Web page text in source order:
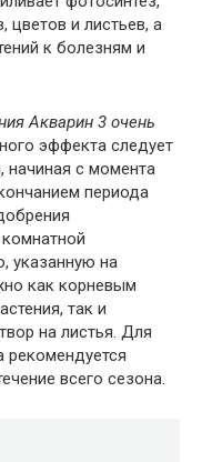
цветов и листьев, а
к болезням и
Акварин 3 очень
эффекта следует
начиная с момента
периода
указанную на
как корневым
так и
на листья. Для
рекомендуется
всего сезона.